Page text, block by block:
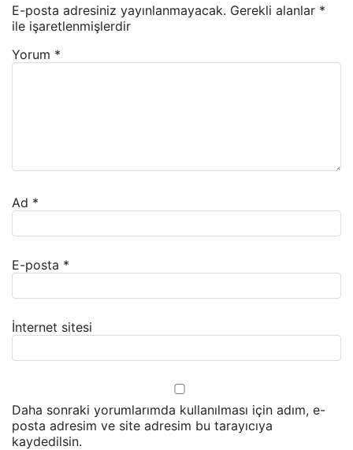
E-posta adresiniz yayınlanmayacak. Gerekli alanlar *
ile işaretlenmişlerdir
Yorum *
Ad *
E-posta *
İnternet sitesi
Daha sonraki yorumlarımda kullanılması için adım, e-
posta adresim ve site adresim bu tarayıcıya
kaydedilsin.